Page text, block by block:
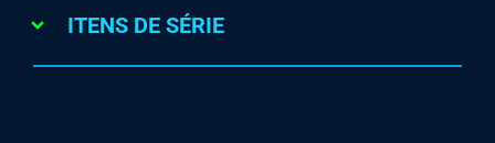
ITENS DE SÉRIE